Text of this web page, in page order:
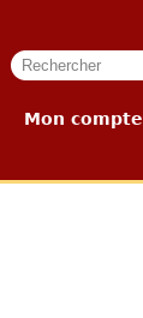
Mon compte